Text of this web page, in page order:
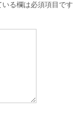
いる欄は必須項目です